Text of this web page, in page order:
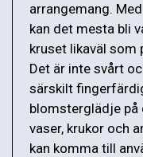
arrangemang.
kan det mesta bli
kruset likaväl som
Det är inte svårt
särskilt
blomsterglädje på
vaser, krukor och
kan komma till